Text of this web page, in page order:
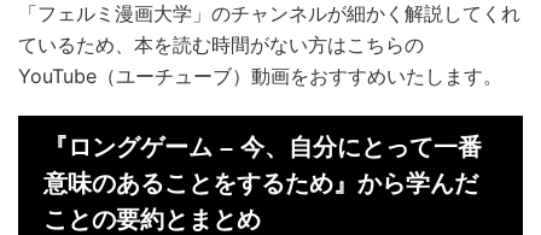
「フェルミ漫画大学」のチャンネルが細かく解説してくれ
ているため、本を読む時間がない方はこちらの
YouTube（ユーチューブ）動画をおすすめいたします。
『ロングゲーム – 今、自分にとって一番
意味のあることをするため』から学んだ
ことの要約とまとめ